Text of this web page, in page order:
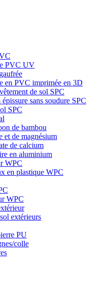
PVC UV
en PVC imprimée en 3D
de sol SPC
sans soudure SPC
SPC
de bambou
et de magnésium
de calcium
en aluminium
WPC
en plastique WPC
WPC
extérieurs
PU
colle